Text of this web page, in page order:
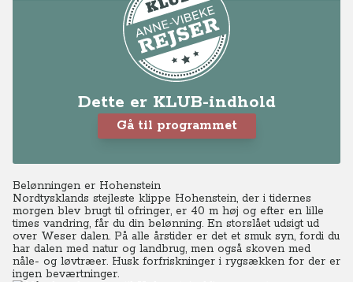
Dette er KLUB-indhold
Gå til programmet
Belønningen er Hohenstein
Nordtysklands stejleste klippe Hohenstein, der i tidernes
morgen blev brugt til ofringer, er 40 m høj og efter en lille
times vandring, får du din belønning. En storslået udsigt ud
over Weser dalen. På alle årstider er det et smuk syn, fordi du
har dalen med natur og landbrug, men også skoven med
nåle- og løvtræer. Husk forfriskninger i rygsækken for der er
ingen beværtninger.